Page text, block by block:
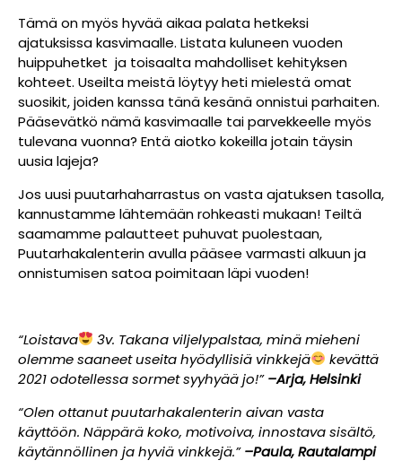
Tämä on myös hyvää aikaa palata hetkeksi
ajatuksissa kasvimaalle. Listata kuluneen vuoden
huippuhetket ja toisaalta mahdolliset kehityksen
kohteet. Useilta meistä löytyy heti mielestä omat
suosikit,joiden kanssa tänä kesänä onnistui parhaiten.
Pääsevätkö nämä kasvimaalle tai parvekkeelle myös
tulevana vuonna? Entä aiotko kokeilla jotain täysin
uusia lajeja?
Jos uusi puutarhaharrastus on vasta ajatuksen tasolla,
kannustamme lähtemään rohkeasti mukaan! Teiltä
saamamme palautteet puhuvat puolestaan,
Puutarhakalenterin avulla pääsee varmasti alkuun ja
onnistumisen satoa poimitaan läpi vuoden!
“Loistava
3v. Takana viljelypalstaa, minä mieheni
olemme saaneet useita hyödyllisiä vinkkejä
kevättä
2021 odotellessa sormet syyhyää jo!”–Arja, Helsinki
“Olen ottanut puutarhakalenterin aivan vasta
käyttöön. Näppärä koko, motivoiva, innostava sisältö,
käytännöllinen ja hyviä vinkkejä.”–Paula, Rautalampi